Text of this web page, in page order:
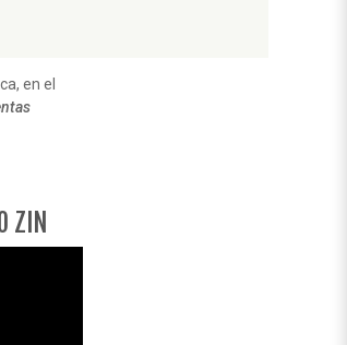
en el
ZINSiguiente